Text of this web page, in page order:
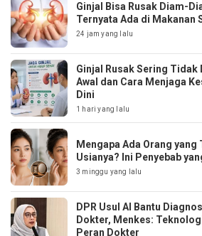
Ginjal Bisa Rusak Diam-
Ternyata Ada di Makanan
24 jam yang lalu
Ginjal Rusak Sering Tidak
Awal dan Cara Menjaga
Dini
1 hari yang lalu
Mengapa Ada Orang
Usianya? Ini Penyebab
3 minggu yang lalu
DPR Usul AI Bantu
Dokter, Menkes:
Peran Dokter